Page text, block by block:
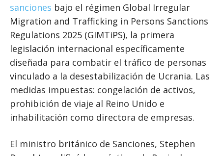
sanciones bajo el régimen Global Irregular
Migration and Trafficking in Persons Sanctions
Regulations 2025 (GIMTiPS), la primera
legislación internacional específicamente
diseñada para combatir el tráfico de personas
vinculado a la desestabilización de Ucrania. Las
medidas impuestas: congelación de activos,
prohibición de viaje al Reino Unido e
inhabilitación como directora de empresas.
El ministro británico de Sanciones, Stephen